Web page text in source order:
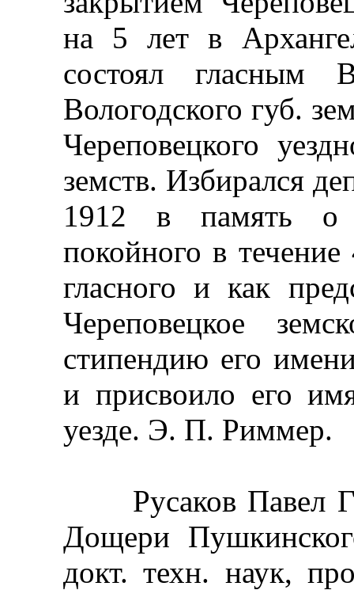
на 5 лет в
состоял гласным
Вологодского губ.
Череповецкого
земств. Избирался
1912 в память о
покойного в течение
гласного и как
Череповецкое
стипендию его
и присвоило его
уезде. Э. П. Риммер.
Русаков Павел
Дощери
докт. техн. наук,